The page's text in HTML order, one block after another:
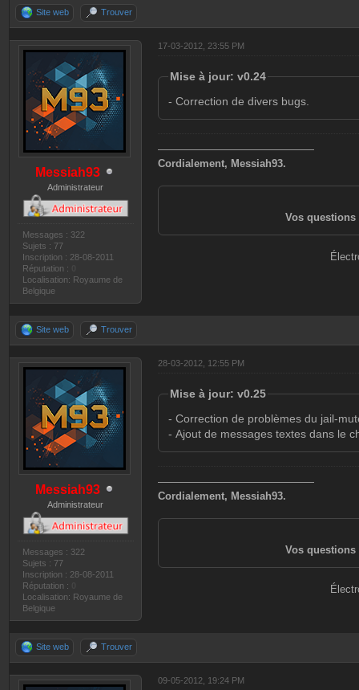
Site web Trouver
Messiah93
Administrateur
Messages : 322
Sujets : 77
Inscription : 28-08-2011
Réputation :
Localisation: Royaume de
Belgique
17-03-2012, 23:55 PM
Mise à jour: v0.24
- Correction de divers bugs.
———————————————
Cordialement, Messiah93.
Vos questions
Site web Trouver
Messiah93
Administrateur
Messages : 322
Sujets : 77
Inscription : 28-08-2011
Réputation :
Localisation: Royaume de
Belgique
28-03-2012, 12:55 PM
Mise à jour: v0.25
- Correction de problèmes du jail-
- Ajout de messages textes dans le
———————————————
Cordialement, Messiah93.
Vos questions
Site web Trouver
09-05-2012, 19:24 PM